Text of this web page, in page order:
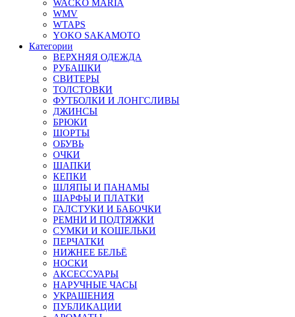
WACKO MARIA
WMV
WTAPS
YOKO SAKAMOTO
Категории
ВЕРХНЯЯ ОДЕЖДА
РУБАШКИ
СВИТЕРЫ
ТОЛСТОВКИ
ФУТБОЛКИ И ЛОНГСЛИВЫ
ДЖИНСЫ
БРЮКИ
ШОРТЫ
ОБУВЬ
ОЧКИ
ШАПКИ
КЕПКИ
ШЛЯПЫ И ПАНАМЫ
ШАРФЫ И ПЛАТКИ
ГАЛСТУКИ И БАБОЧКИ
РЕМНИ И ПОДТЯЖКИ
СУМКИ И КОШЕЛЬКИ
ПЕРЧАТКИ
НИЖНЕЕ БЕЛЬЁ
НОСКИ
АКСЕССУАРЫ
НАРУЧНЫЕ ЧАСЫ
УКРАШЕНИЯ
ПУБЛИКАЦИИ